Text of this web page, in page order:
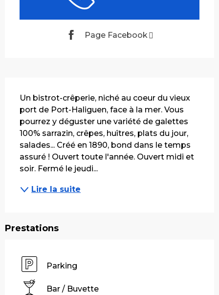
Page Facebook
Un bistrot-crêperie, niché au coeur du vieux
port de Port-Haliguen, face à la mer. Vous
pourrez y déguster une variété de galettes
100% sarrazin, crêpes, huîtres, plats du jour,
salades... Créé en 1890, bond dans le temps
assuré ! Ouvert toute l'année. Ouvert midi et
soir. Fermé le jeudi...
Lire la suite
Prestations
Parking
Bar / Buvette